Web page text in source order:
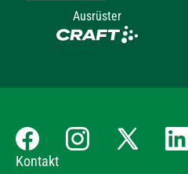
Ausrüster
Kontakt